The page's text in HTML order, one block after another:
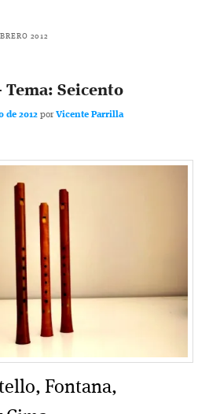
2012
Seicento
de 2012 porVicente Parrilla
Fontana,